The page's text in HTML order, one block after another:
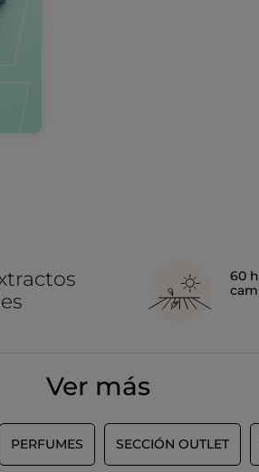
60
Ver más
PERFUMES SECCIÓN OUTLET